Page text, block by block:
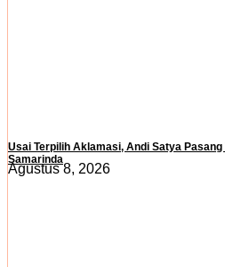
Usai Terpilih Aklamasi, Andi Satya
Samarinda
Agustus 8, 2026